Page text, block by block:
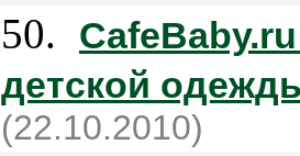
50.
детской
(22.10.2010)